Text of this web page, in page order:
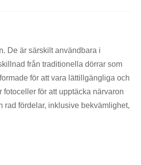
De är särskilt användbara i
från traditionella dörrar som
för att vara lättillgängliga och
för att upptäcka närvaron
rad fördelar, inklusive bekvämlighet,